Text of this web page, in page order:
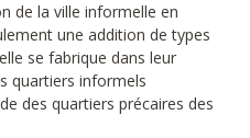
de la ville informelle en
une addition de types
se fabrique dans leur
quartiers informels
des quartiers précaires des